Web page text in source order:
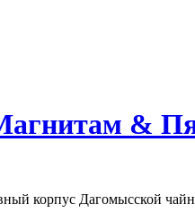
&
корпус Дагомысской